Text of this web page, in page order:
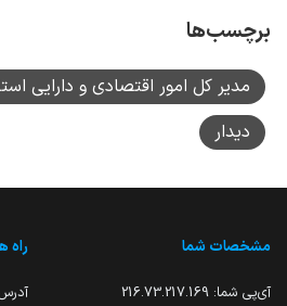
برچسب‌ها
مدیر کل امور اقتصادی و دارایی
دیدار
مشخصات شما
آی‌پی شما: 216.73.217.169
راه